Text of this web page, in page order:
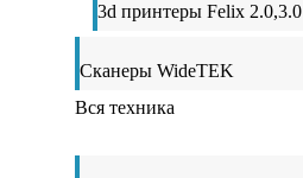
3d принтеры Felix 2.0,3.0
Сканеры WideTEK
Вся техника